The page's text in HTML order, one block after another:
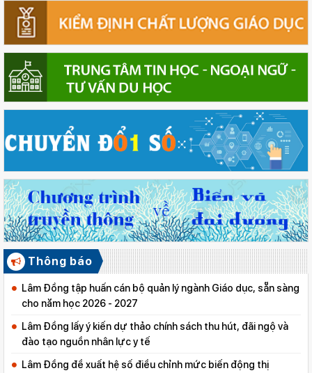
Thông báo
Lâm Đồng tập huấn cán bộ quản lý ngành Giáo dục, sẵn sàng
cho năm học 2026 - 2027
Lâm Đồng lấy ý kiến dự thảo chính sách thu hút, đãi ngộ và
đào tạo nguồn nhân lực y tế
Lâm Đồng đề xuất hệ số điều chỉnh mức biến động thị